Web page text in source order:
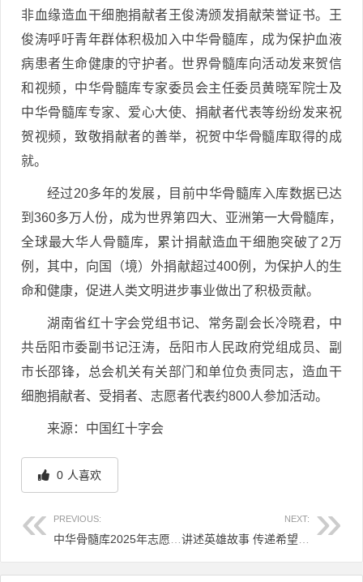
非血缘造血干细胞捐献者王俊涛颁发捐献荣誉证书。王
俊涛呼吁青年群体积极加入中华骨髓库，成为保护血液
病患者生命健康的守护者。世界骨髓库向活动发来贺信
和视频，中华骨髓库专家委员会主任委员黄晓军院士及
中华骨髓库专家、爱心大使、捐献者代表等纷纷发来祝
贺视频，致敬捐献者的善举，祝贺中华骨髓库取得的成
就。
经过20多年的发展，目前中华骨髓库入库数据已达
到360多万人份，成为世界第四大、亚洲第一大骨髓库，
全球最大华人骨髓库，累计捐献造血干细胞突破了2万
例，其中，向国（境）外捐献超过400例，为保护人的生
命和健康，促进人类文明进步事业做出了积极贡献。
湖南省红十字会党组书记、常务副会长冷晓君，中
共岳阳市委副书记汪涛，岳阳市人民政府党组成员、副
市长邵锋，总会机关有关部门和单位负责同志，造血干
细胞捐献者、受捐者、志愿者代表约800人参加活动。
来源：中国红十字会
0 人喜欢
PREVIOUS: NEXT:
文章导航